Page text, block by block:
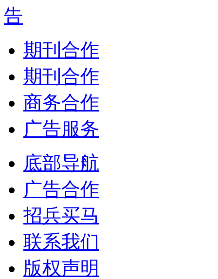
期刊合作
期刊合作
商务合作
广告服务
底部导航
广告合作
招兵买马
联系我们
版权声明